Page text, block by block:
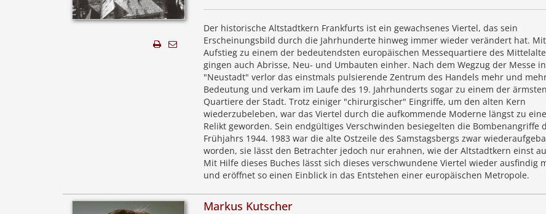
Der historische Altstadtkern Frankfurts ist ein gewachsenes Viertel, das sein
Erscheinungsbild durch die Jahrhunderte hinweg immer wieder verändert hat.
Aufstieg zu einem der bedeutendsten europäischen Messequartiere des
gingen auch Abrisse, Neu- und Umbauten einher. Nach dem Wegzug der Messe
"Neustadt" verlor das einstmals pulsierende Zentrum des Handels mehr und
Bedeutung und verkam im Laufe des 19. Jahrhunderts sogar zu einem der ärmsten
Quartiere der Stadt. Trotz einiger "chirurgischer" Eingriffe, um den alten Kern
wiederzubeleben, war das Viertel durch die aufkommende Moderne längst zu
Relikt geworden. Sein endgültiges Verschwinden besiegelten die Bombenangriffe
Frühjahrs 1944. 1983 war die alte Ostzeile des Samstagsbergs zwar
worden, sie lässt den Betrachter jedoch nur erahnen, wie der Altstadtkern einst
Mit Hilfe dieses Buches lässt sich dieses verschwundene Viertel wieder ausfindig
und eröffnet so einen Einblick in das Entstehen einer europäischen Metropole.
Markus Kutscher